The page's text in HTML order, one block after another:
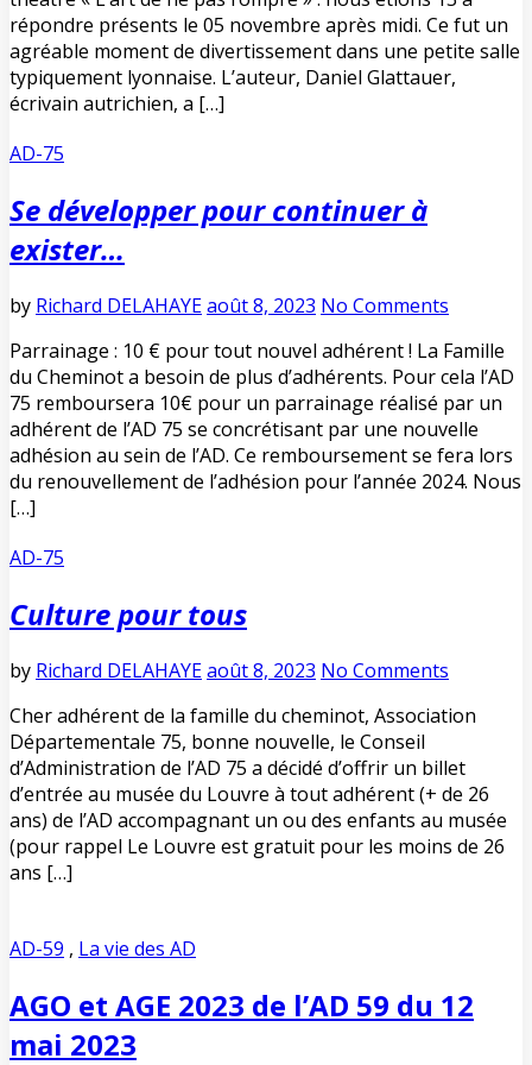
répondre présents le 05 novembre après midi. Ce fut un
agréable moment de divertissement dans une petite salle
typiquement lyonnaise. L’auteur, Daniel Glattauer,
écrivain autrichien, a […]
AD-75
Se développer pour continuer à
exister…
by Richard DELAHAYEaoût 8, 2023 No Comments
Parrainage : 10 € pour tout nouvel adhérent ! La Famille
du Cheminot a besoin de plus d’adhérents. Pour cela l’AD
75 remboursera 10€ pour un parrainage réalisé par un
adhérent de l’AD 75 se concrétisant par une nouvelle
adhésion au sein de l’AD. Ce remboursement se fera lors
du renouvellement de l’adhésion pour l’année 2024. Nous
[…]
AD-75
Culture pour tous
by Richard DELAHAYEaoût 8, 2023 No Comments
Cher adhérent de la famille du cheminot, Association
Départementale 75, bonne nouvelle, le Conseil
d’Administration de l’AD 75 a décidé d’offrir un billet
d’entrée au musée du Louvre à tout adhérent (+ de 26
ans) de l’AD accompagnant un ou des enfants au musée
(pour rappel Le Louvre est gratuit pour les moins de 26
ans […]
AD-59 , La vie des AD
AGO et AGE 2023 de l’AD 59 du 12
mai 2023